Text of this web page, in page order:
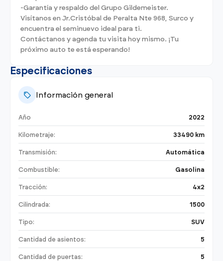
-Garantía y respaldo del Grupo Gildemeister.
Visítanos en Jr.Cristóbal de Peralta Nte 968, Surco y
encuentra el seminuevo ideal para ti.
Contáctanos y agenda tu visita hoy mismo. ¡Tu
próximo auto te está esperando!
Especificaciones
Información general
Año 2022
Kilometraje: 33490 km
Transmisión: Automática
Combustible: Gasolina
Tracción: 4x2
Cilindrada: 1500
Tipo: SUV
Cantidad de asientos: 5
Cantidad de puertas: 5